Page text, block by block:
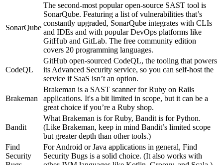
SonarQube
The second-most popular open-source SAST tool is
SonarQube. Featuring a list of vulnerabilities that’s
constantly upgraded, SonarQube integrates with CLIs
and IDEs and with popular DevOps platforms like
GitHub and GitLab. The free community edition
covers 20 programming languages.
CodeQL
GitHub open-sourced CodeQL, the tooling that powers
its Advanced Security service, so you can self-host the
service if SaaS isn’t an option.
Brakeman
Brakeman is a SAST scanner for Ruby on Rails
applications. It's a bit limited in scope, but it can be a
great choice if you’re a Ruby shop.
Bandit
What Brakeman is for Ruby, Bandit is for Python.
(Like Brakeman, keep in mind Bandit’s limited scope
but greater depth than other tools.)
Find
Security
For Android or Java applications in general, Find
Security Bugs is a solid choice. (It also works with